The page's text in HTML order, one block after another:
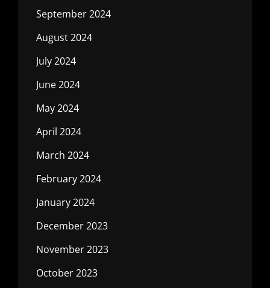
September 2024
August 2024
July 2024
June 2024
May 2024
April 2024
March 2024
February 2024
January 2024
December 2023
November 2023
October 2023